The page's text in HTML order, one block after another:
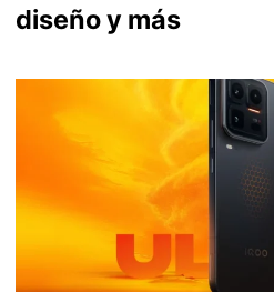
diseño y más